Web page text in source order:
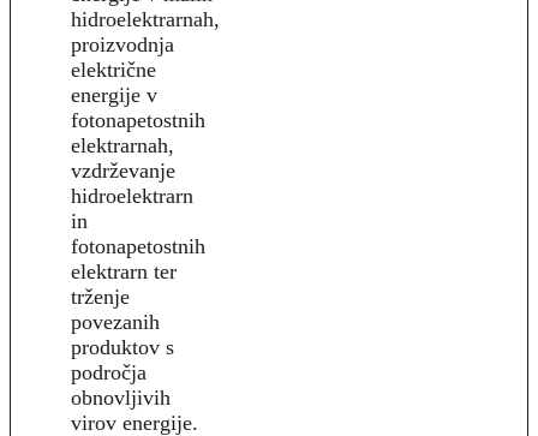
hidroelektrarnah,
proizvodnja
električne
energije v
fotonapetostnih
elektrarnah,
vzdrževanje
hidroelektrarn
in
fotonapetostnih
elektrarn ter
trženje
povezanih
produktov s
področja
obnovljivih
virov energije.